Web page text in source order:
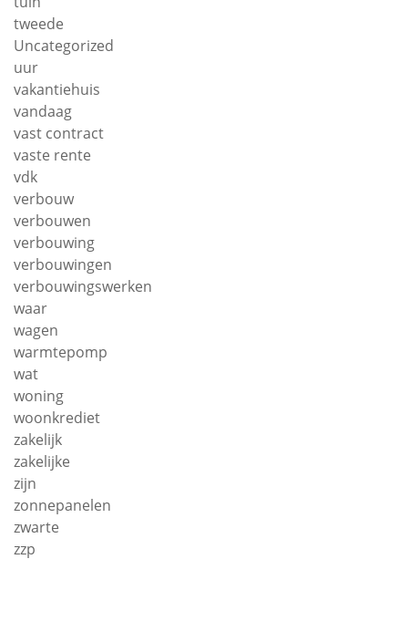
tweede
Uncategorized
uur
vakantiehuis
vandaag
vast contract
vaste rente
vdk
verbouw
verbouwen
verbouwing
verbouwingen
verbouwingswerken
waar
wagen
warmtepomp
wat
woning
woonkrediet
zakelijk
zakelijke
zijn
zonnepanelen
zwarte
zzp